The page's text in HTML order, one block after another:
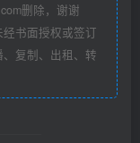
删除，谢谢
书面授权或签订
复制、出租、转